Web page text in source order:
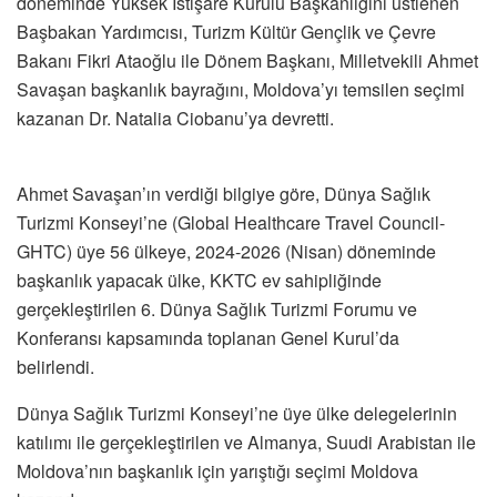
Başbakan Yardımcısı, Turizm Kültür Gençlik ve Çevre
Bakanı Fikri Ataoğlu ile Dönem Başkanı, Milletvekili Ahmet
Savaşan başkanlık bayrağını, Moldova’yı temsilen seçimi
kazanan Dr. Natalia Ciobanu’ya devretti.
Ahmet Savaşan’ın verdiği bilgiye göre, Dünya Sağlık
Turizmi Konseyi’ne (Global Healthcare Travel Council-
GHTC) üye 56 ülkeye, 2024-2026 (Nisan) döneminde
başkanlık yapacak ülke, KKTC ev sahipliğinde
gerçekleştirilen 6. Dünya Sağlık Turizmi Forumu ve
Konferansı kapsamında toplanan Genel Kurul’da
belirlendi.
Dünya Sağlık Turizmi Konseyi’ne üye ülke delegelerinin
katılımı ile gerçekleştirilen ve Almanya, Suudi Arabistan ile
Moldova’nın başkanlık için yarıştığı seçimi Moldova